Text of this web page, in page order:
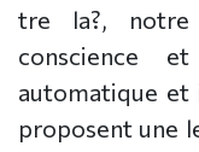
tre la?, notre
conscience
automatique et
proposent une